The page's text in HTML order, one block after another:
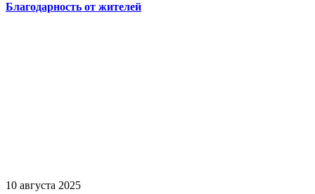
Благодарность от жителей
10 августа 2025